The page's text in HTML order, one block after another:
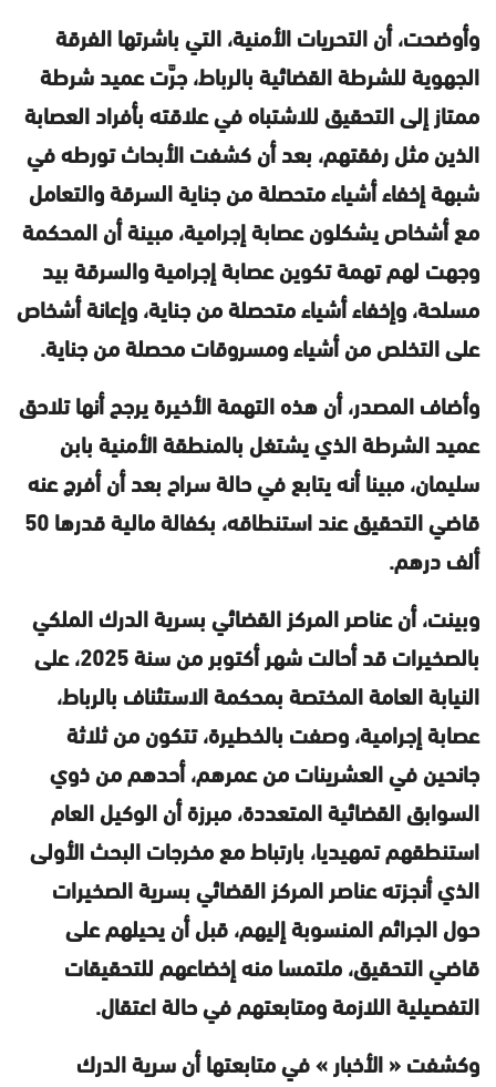
وأوضحت، أن التحريات الأمنية، التي باشرتها الفرقة
الجهوية للشرطة القضائية بالرباط، جرَّت عميد شرطة
ممتاز إلى التحقيق للاشتباه في علاقته بأفراد العصابة
الذين مثل رفقتهم، بعد أن كشفت الأبحاث تورطه في
شبهة إخفاء أشياء متحصلة من جناية السرقة والتعامل
مع أشخاص يشكلون عصابة إجرامية، مبينة أن المحكمة
وجهت لهم تهمة تكوين عصابة إجرامية والسرقة بيد
مسلحة، وإخفاء أشياء متحصلة من جناية، وإعانة أشخاص
على التخلص من أشياء ومسروقات محصلة من جناية.
وأضاف المصدر، أن هذه التهمة الأخيرة يرجح أنها تلاحق
عميد الشرطة الذي يشتغل بالمنطقة الأمنية بابن
سليمان، مبينا أنه يتابع في حالة سراح بعد أن أفرج عنه
قاضي التحقيق عند استنطاقه، بكفالة مالية قدرها 50
ألف درهم.
وبينت، أن عناصر المركز القضائي بسرية الدرك الملكي
بالصخيرات قد أحالت شهر أكتوبر من سنة 2025، على
النيابة العامة المختصة بمحكمة الاستئناف بالرباط،
عصابة إجرامية، وصفت بالخطيرة، تتكون من ثلاثة
جانحين في العشرينات من عمرهم، أحدهم من ذوي
السوابق القضائية المتعددة، مبرزة أن الوكيل العام
استنطقهم تمهيديا، بارتباط مع مخرجات البحث الأولى
الذي أنجزته عناصر المركز القضائي بسرية الصخيرات
حول الجرائم المنسوبة إليهم، قبل أن يحيلهم على
قاضي التحقيق، ملتمسا منه إخضاعهم للتحقيقات
التفصيلية اللازمة ومتابعتهم في حالة اعتقال.
وكشفت « الأخبار » في متابعتها أن سرية الدرك